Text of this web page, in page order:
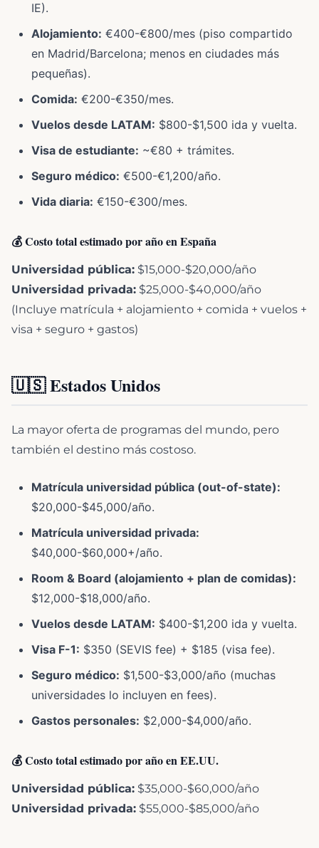
IE).
Alojamiento: €400-€800/mes (piso compartido
en Madrid/Barcelona; menos en ciudades más
pequeñas).
Comida: €200-€350/mes.
Vuelos desde LATAM: $800-$1,500 ida y vuelta.
Visa de estudiante: ~€80 + trámites.
Seguro médico: €500-€1,200/año.
Vida diaria: €150-€300/mes.
💰 Costo total estimado por año en España
Universidad pública: $15,000-$20,000/año
Universidad privada: $25,000-$40,000/año
(Incluye matrícula + alojamiento + comida + vuelos +
visa + seguro + gastos)
🇺🇸 Estados Unidos
La mayor oferta de programas del mundo, pero
también el destino más costoso.
Matrícula universidad pública (out-of-state):
$20,000-$45,000/año.
Matrícula universidad privada:
$40,000-$60,000+/año.
Room & Board (alojamiento + plan de comidas):
$12,000-$18,000/año.
Vuelos desde LATAM: $400-$1,200 ida y vuelta.
Visa F-1: $350 (SEVIS fee) + $185 (visa fee).
Seguro médico: $1,500-$3,000/año (muchas
universidades lo incluyen en fees).
Gastos personales: $2,000-$4,000/año.
💰 Costo total estimado por año en EE.UU.
Universidad pública: $35,000-$60,000/año
Universidad privada: $55,000-$85,000/año